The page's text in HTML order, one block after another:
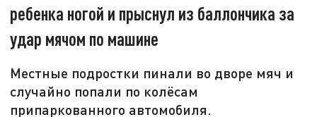
ребенка ногой и прыснул из баллончика за
удар мячом по машине
Местные подростки пинали во дворе мяч и
случайно попали по колёсам
припаркованного автомобиля.